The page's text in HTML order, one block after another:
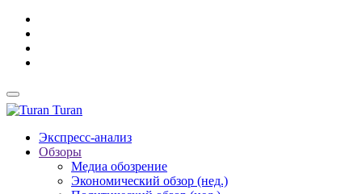
Turan
Экспресс-анализ
Обзоры
Медиа обозрение
Экономический обзор (нед.)